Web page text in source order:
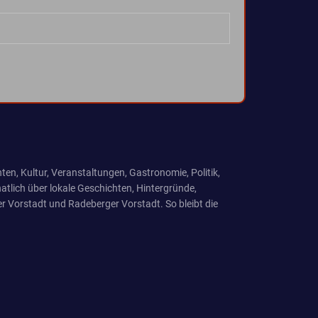
Kultur, Veranstaltungen, Gastronomie, Politik,
über lokale Geschichten, Hintergründe,
Vorstadt und Radeberger Vorstadt. So bleibt die